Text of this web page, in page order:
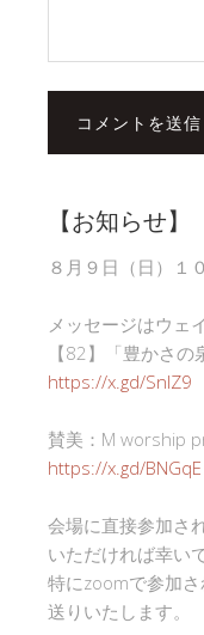
【お知らせ】
８月９日（日）１
メッセージはウェ
【82】「豊かさの
https://x.gd/SnlZ9
賛美：M worship
https://x.gd/BNGqE
会場に直接参加さ
いただければ幸いで
特にzoomで参加
送りいたします。